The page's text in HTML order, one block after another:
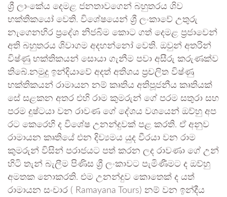
ශ්‍රී ලාංකේය දෙමළ ජනතාවගෙන් බහුතරය ශිව
භක්තිකයෝ වෙති. විශේෂයෙන් ශ්‍රී ලංකාවේ උතුරු
නැගෙනහිර ප්‍රදේශ නිජබිම කොට ගත් දෙමළ ප්‍රජාවෙන්
අති බහුතරය ශිවාගම අදහන්නෝ වෙති. ඔවුන් අතරින්
විෂ්ණු භක්තිකයන් සොයා ගැනීම පවා අසීරු කරුණක්ව
තිබේ.නමුදු ඉන්දියාවේ අදත් අතිශය ප්‍රචලිත විෂ්ණු
භක්තිකයන් රාමායන නම් කෘතිය අතිපූජනීය කෘතියක්
සේ සළකන අතර එහි රාම කුමරුන් ගේ පරම සතුරා සහ
පරම දුෂ්ටයා වන රාවණ ගේ දේශය වශයෙන් ඔව්හු අප
රට කෙරෙහි ද විශේෂ උනන්දුවක් පළ කරති. ඒ අනුව
රාමායන කෘතියේ එන දිව්‍යමය යුද වීරයා වන රාම
කුමරුන් විසින් පරාජයට පත් කරන ලද රාවණා ගේ උන්
හිටි තැන් බැලීම පිණිස ශ්‍රී ලංකාවට පැමිණීමට ද ඔව්හු
අමතක නොකරති. එම උනන්දුව කොතෙක් ද යත්
රාමායන සංචාර ( Ramayana Tours) නම් වන ඉන්දීය